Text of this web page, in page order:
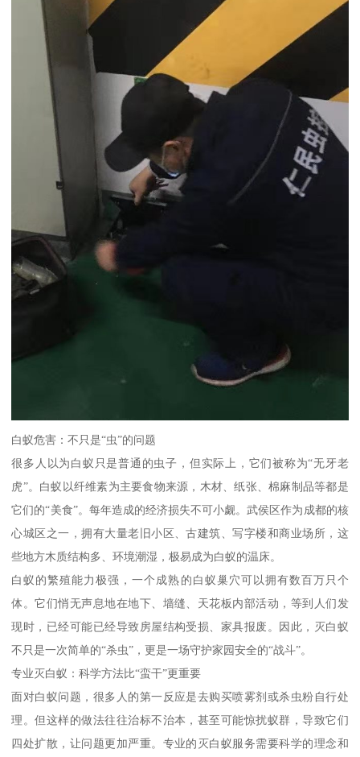
白蚁危害：不只是“虫”的问题
很多人以为白蚁只是普通的虫子，但实际上，它们被称为“无牙老
虎”。白蚁以纤维素为主要食物来源，木材、纸张、棉麻制品等都是
它们的“美食”。每年造成的经济损失不可小觑。武侯区作为成都的核
心城区之一，拥有大量老旧小区、古建筑、写字楼和商业场所，这
些地方木质结构多、环境潮湿，极易成为白蚁的温床。
白蚁的繁殖能力极强，一个成熟的白蚁巢穴可以拥有数百万只个
体。它们悄无声息地在地下、墙缝、天花板内部活动，等到人们发
现时，已经可能已经导致房屋结构受损、家具报废。因此，灭白蚁
不只是一次简单的“杀虫”，更是一场守护家园安全的“战斗”。
专业灭白蚁：科学方法比“蛮干”更重要
面对白蚁问题，很多人的第一反应是去购买喷雾剂或杀虫粉自行处
理。但这样的做法往往治标不治本，甚至可能惊扰蚁群，导致它们
四处扩散，让问题更加严重。专业的灭白蚁服务需要科学的理念和